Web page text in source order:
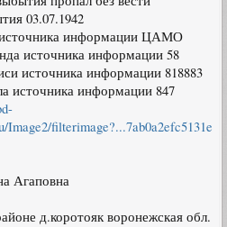
03.07.1942
информации ЦАМО
источника информации 58
источника информации 818883
источника информации 847
Image2/filterimage?...7ab0a2efc5131e
Агаповна
д.коротояк воронежская обл.